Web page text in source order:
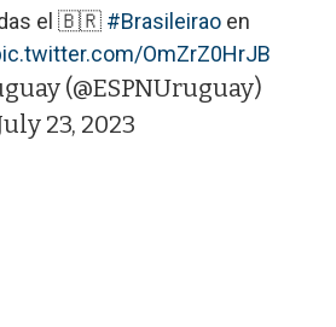
el 🇧🇷 #Brasileiraoen
OmZrZ0HrJB
(@ESPNUruguay)
23, 2023